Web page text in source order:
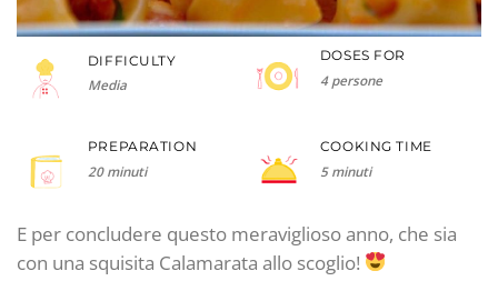
DIFFICULTY
Media
DOSES FOR
4 persone
PREPARATION
20 minuti
COOKING TIME
5 minuti
E per concludere questo meraviglioso anno, che sia
con una squisita Calamarata allo scoglio!